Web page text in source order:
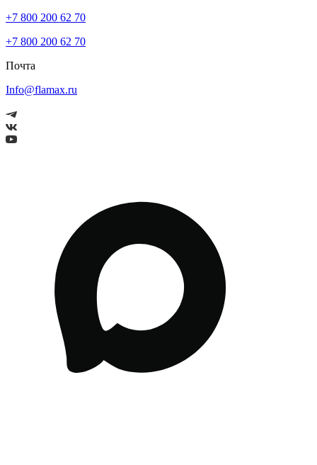
+7 800 200 62 70
+7 800 200 62 70
Почта
Info@flamax.ru